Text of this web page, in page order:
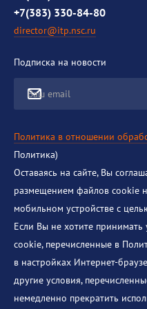
+7(383) 330-84-80
director@itp.nsc.ru
Подписка на новости
Ваш email
Политика в отношении
Политика)
Оставаясь на сайте, Вы
размещением файлов cookie
мобильном устройстве с
Если Вы не хотите
cookie, перечисленные в
в настройках Интернет-
другие условия,
немедленно прекратить